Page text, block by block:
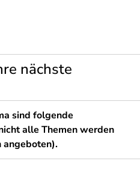
nächste
sind folgende
alle Themen werden